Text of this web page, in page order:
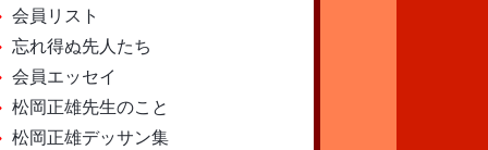
会員リスト
忘れ得ぬ先人たち
会員エッセイ
松岡正雄先生のこと
松岡正雄デッサン集